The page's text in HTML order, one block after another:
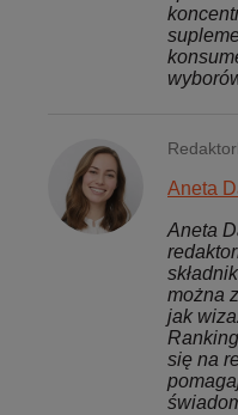
Aneta
Aneta
można
jak
się na